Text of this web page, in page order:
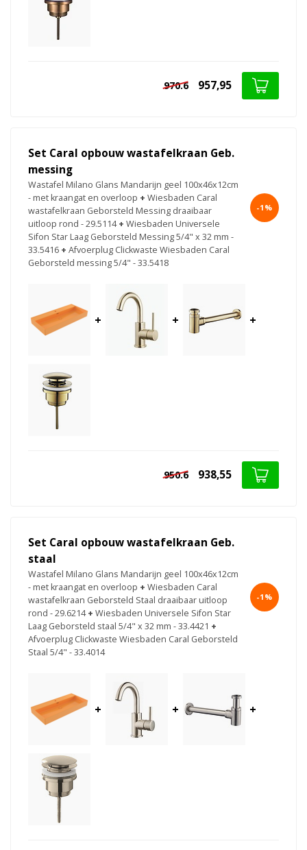
970.6 957,95
Set Caral opbouw wastafelkraan Geb.
messing
Wastafel Milano Glans Mandarijn geel 100x46x12cm
- met kraangat en overloop + Wiesbaden Caral
wastafelkraan Geborsteld Messing draaibaar
uitloop rond - 29.5114 + Wiesbaden Universele
Sifon Star Laag Geborsteld Messing 5/4" x 32 mm -
33.5416 + Afvoerplug Clickwaste Wiesbaden Caral
Geborsteld messing 5/4" - 33.5418
-1%
+ + +
950.6 938,55
Set Caral opbouw wastafelkraan Geb.
staal
Wastafel Milano Glans Mandarijn geel 100x46x12cm
- met kraangat en overloop + Wiesbaden Caral
wastafelkraan Geborsteld Staal draaibaar uitloop
rond - 29.6214 + Wiesbaden Universele Sifon Star
Laag Geborsteld staal 5/4" x 32 mm - 33.4421 +
Afvoerplug Clickwaste Wiesbaden Caral Geborsteld
Staal 5/4" - 33.4014
-1%
+ + +